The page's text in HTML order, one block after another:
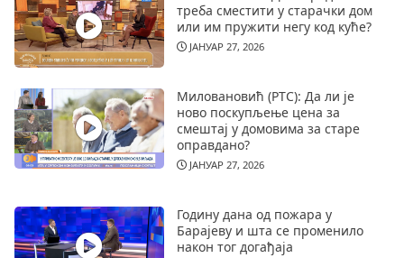
треба сместити у старачки дом
или им пружити негу код куће?
ЈАНУАР 27, 2026
Миловановић (РТС): Да ли је
ново поскупљење цена за
смештај у домовима за старе
оправдано?
ЈАНУАР 27, 2026
Годину дана од пожара у
Барајеву и шта се променило
након тог догађаја